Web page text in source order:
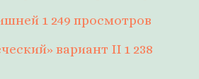
1 249 просмотров
вариант II 1 238